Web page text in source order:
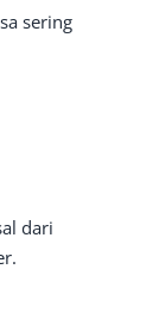
sering
dari